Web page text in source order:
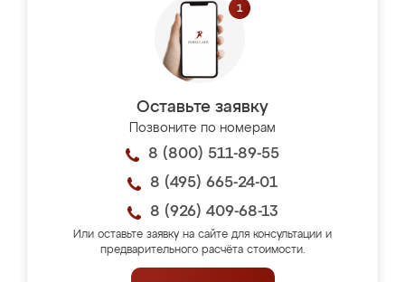
Оставьте заявку
Позвоните по номерам
8 (800) 511-89-55
8 (495) 665-24-01
8 (926) 409-68-13
Или оставьте заявку на сайте для консультации и
предварительного расчёта стоимости.